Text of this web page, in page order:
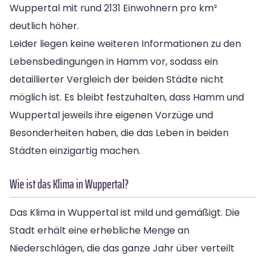
Wuppertal mit rund 2131 Einwohnern pro km²
deutlich höher.
Leider liegen keine weiteren Informationen zu den
Lebensbedingungen in Hamm vor, sodass ein
detaillierter Vergleich der beiden Städte nicht
möglich ist. Es bleibt festzuhalten, dass Hamm und
Wuppertal jeweils ihre eigenen Vorzüge und
Besonderheiten haben, die das Leben in beiden
Städten einzigartig machen.
Wie ist das Klima in Wuppertal?
Das Klima in Wuppertal ist mild und gemäßigt. Die
Stadt erhält eine erhebliche Menge an
Niederschlägen, die das ganze Jahr über verteilt